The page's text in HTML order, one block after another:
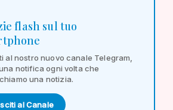
flash sul tuo
al nostro nuovo canale Telegram,
notifica ogni volta che
una notizia.
al Canale